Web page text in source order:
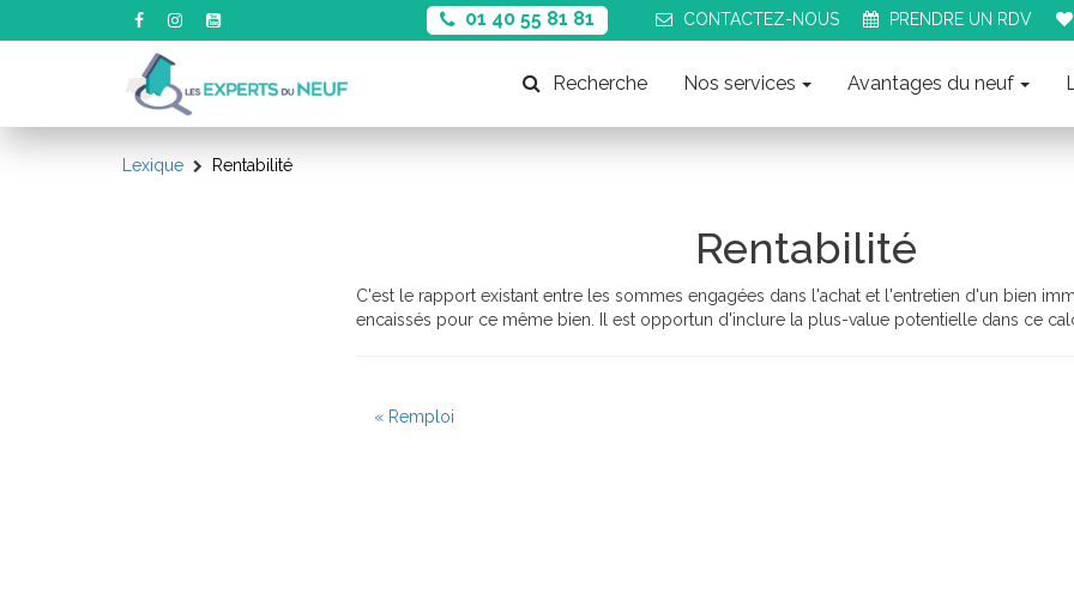
01 40 55 81 81 CONTACTEZ-NOUS PRENDRE UN RDV
Recherche Nos services Avantages du neuf
Lexique Rentabilité
Rentabilité
C'est le rapport existant entre les sommes engagées dans l'achat et l'entretien d'un bien
encaissés pour ce même bien. Il est opportun d'inclure la plus-value potentielle dans ce
« Remploi